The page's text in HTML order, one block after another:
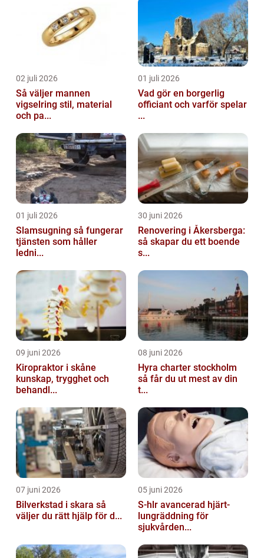
02 juli 2026
Så väljer mannen
vigselring stil, material
och pa...
01 juli 2026
Vad gör en borgerlig
officiant och varför spelar
...
01 juli 2026
Slamsugning så fungerar
tjänsten som håller
ledni...
30 juni 2026
Renovering i Åkersberga:
så skapar du ett boende
s...
09 juni 2026
Kiropraktor i skåne
kunskap, trygghet och
behandl...
08 juni 2026
Hyra charter stockholm
så får du ut mest av din
t...
07 juni 2026
Bilverkstad i skara så
väljer du rätt hjälp för d...
05 juni 2026
S-hlr avancerad hjärt-
lungräddning för
sjukvården...